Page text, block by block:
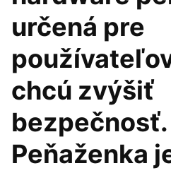
určená pre
chcú zvýšiť
bezpečnosť.
Peňaženka